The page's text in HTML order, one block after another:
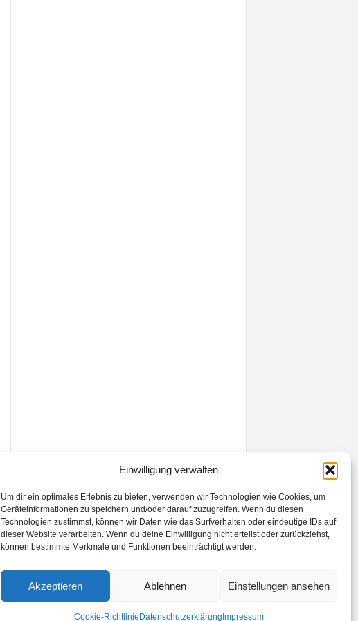
Einwilligung verwalten
Um dir ein optimales Erlebnis zu bieten, verwenden wir Technologien wie Cookies, um
Geräteinformationen zu speichern und/oder darauf zuzugreifen. Wenn du diesen
Technologien zustimmst, können wir Daten wie das Surfverhalten oder eindeutige IDs auf
dieser Website verarbeiten. Wenn du deine Einwilligung nicht erteilst oder zurückziehst,
können bestimmte Merkmale und Funktionen beeinträchtigt werden.
Akzeptieren Ablehnen Einstellungen ansehen
Cookie-Richtlinie Datenschutzerklärung Impressum